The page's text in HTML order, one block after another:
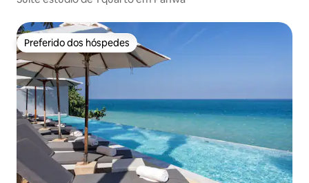
Preferido dos hóspedes
Preferido dos hóspedes